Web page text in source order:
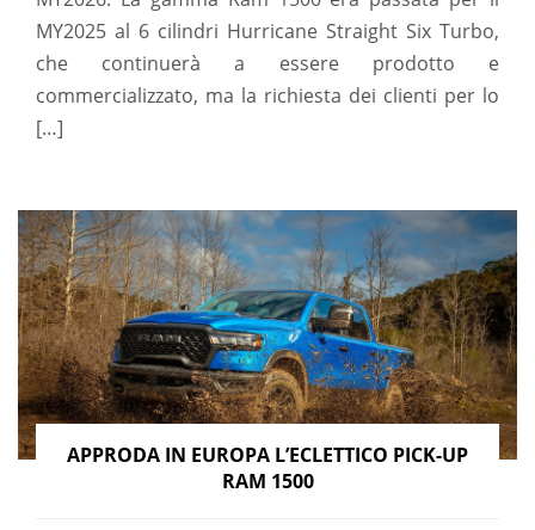
MY2025 al 6 cilindri Hurricane Straight Six Turbo,
che continuerà a essere prodotto e
commercializzato, ma la richiesta dei clienti per lo
[…]
APPRODA IN EUROPA L’ECLETTICO PICK-UP
RAM 1500